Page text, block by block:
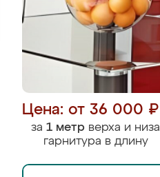
Цена: от 36 000 ₽
за 1 метр верха и низа
гарнитура в длину